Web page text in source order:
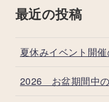
最近の投稿
夏休みイベント開催
2026 お盆期間中の